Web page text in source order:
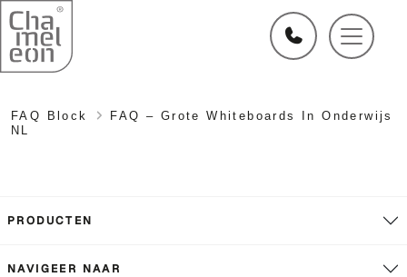
FAQ Block
FAQ – Grote Whiteboards In Onderwijs
NL
PRODUCTEN
NAVIGEER NAAR